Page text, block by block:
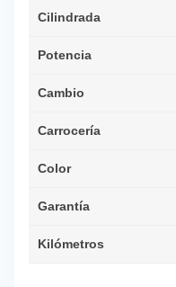
Cilindrada
Potencia
Cambio
Carrocería
Color
Garantía
Kilómetros